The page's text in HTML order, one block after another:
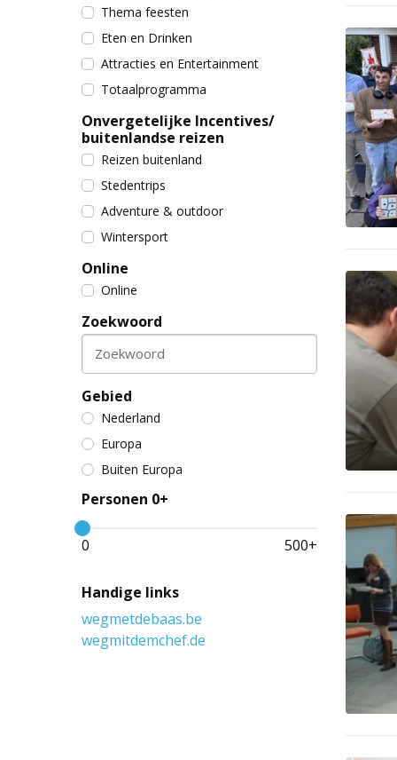
Thema feesten
Eten en Drinken
Attracties en Entertainment
Totaalprogramma
Onvergetelijke Incentives/
buitenlandse reizen
Reizen buitenland
Stedentrips
Adventure & outdoor
Wintersport
Online
Online
Zoekwoord
Zoekwoord
Gebied
Nederland
Europa
Buiten Europa
Personen 0+
0 500+
Handige links
wegmetdebaas.be
wegmitdemchef.de